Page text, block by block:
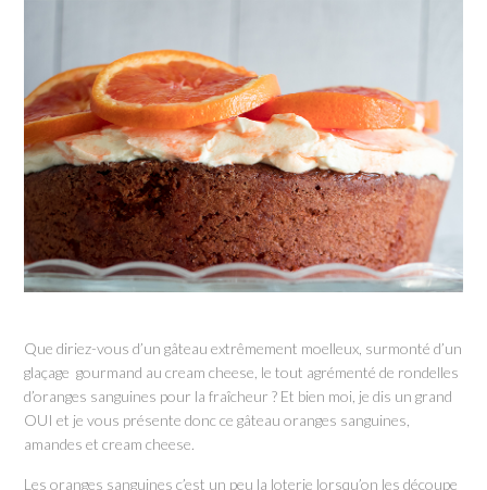
Que diriez-vous d’un gâteau extrêmement moelleux, surmonté d’un
glaçage gourmand au cream cheese, le tout agrémenté de rondelles
d’oranges sanguines pour la fraîcheur ? Et bien moi, je dis un grand
OUI et je vous présente donc ce gâteau oranges sanguines,
amandes et cream cheese.
Les oranges sanguines c’est un peu la loterie lorsqu’on les découpe